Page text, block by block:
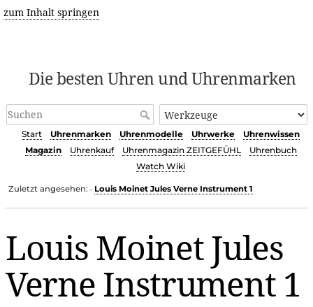
zum Inhalt springen
Die besten Uhren und Uhrenmarken
Start Uhrenmarken Uhrenmodelle Uhrwerke
Uhrenwissen
Magazin
Uhrenkauf Uhrenmagazin ZEITGEFÜHL
Uhrenbuch
Watch Wiki
Zuletzt angesehen: • Louis Moinet Jules Verne Instrument 1
Louis Moinet Jules
Verne Instrument 1